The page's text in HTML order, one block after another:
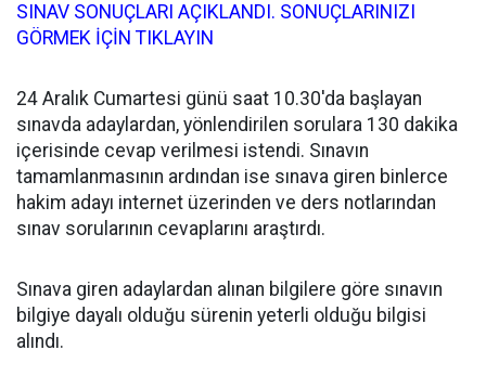
SINAV SONUÇLARI AÇIKLANDI. SONUÇLARINIZI
GÖRMEK İÇİN TIKLAYIN
24 Aralık Cumartesi günü saat 10.30'da başlayan
sınavda adaylardan, yönlendirilen sorulara 130 dakika
içerisinde cevap verilmesi istendi. Sınavın
tamamlanmasının ardından ise sınava giren binlerce
hakim adayı internet üzerinden ve ders notlarından
sınav sorularının cevaplarını araştırdı.
Sınava giren adaylardan alınan bilgilere göre sınavın
bilgiye dayalı olduğu sürenin yeterli olduğu bilgisi
alındı.